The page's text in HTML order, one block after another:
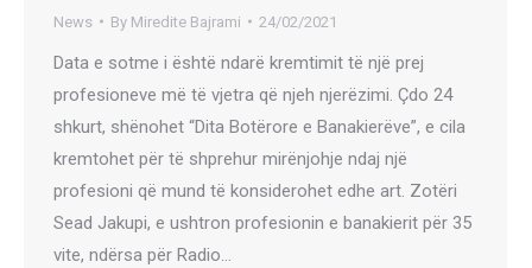
News By Miredite Bajrami 24/02/2021
Data e sotme i është ndarë kremtimit të një prej
profesioneve më të vjetra që njeh njerëzimi. Çdo 24
shkurt, shënohet “Dita Botërore e Banakierëve”, e cila
kremtohet për të shprehur mirënjohje ndaj një
profesioni që mund të konsiderohet edhe art. Zotëri
Sead Jakupi, e ushtron profesionin e banakierit për 35
vite, ndërsa për Radio…